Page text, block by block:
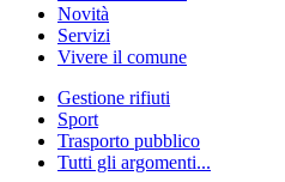
Novità
Servizi
Vivere il comune
Gestione rifiuti
Sport
Trasporto pubblico
Tutti gli argomenti...